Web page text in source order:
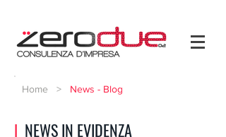
Home > News - Blog
| NEWS IN EVIDENZA